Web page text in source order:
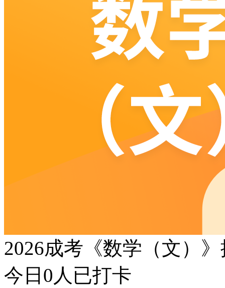
2026成考《数学（文）
今日 0 人已打卡